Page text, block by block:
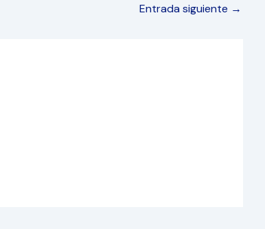
Entrada siguiente →